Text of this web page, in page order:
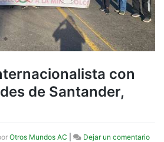
con
de Santander,
Otros Mundos AC Dejar un comentarioen